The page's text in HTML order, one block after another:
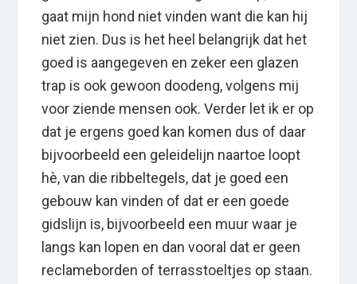
gaat mijn hond niet vinden want die kan hij
niet zien. Dus is het heel belangrijk dat het
goed is aangegeven en zeker een glazen
trap is ook gewoon doodeng, volgens mij
voor ziende mensen ook. Verder let ik er op
dat je ergens goed kan komen dus of daar
bijvoorbeeld een geleidelijn naartoe loopt
hè, van die ribbeltegels, dat je goed een
gebouw kan vinden of dat er een goede
gidslijn is, bijvoorbeeld een muur waar je
langs kan lopen en dan vooral dat er geen
reclameborden of terrasstoeltjes op staan.